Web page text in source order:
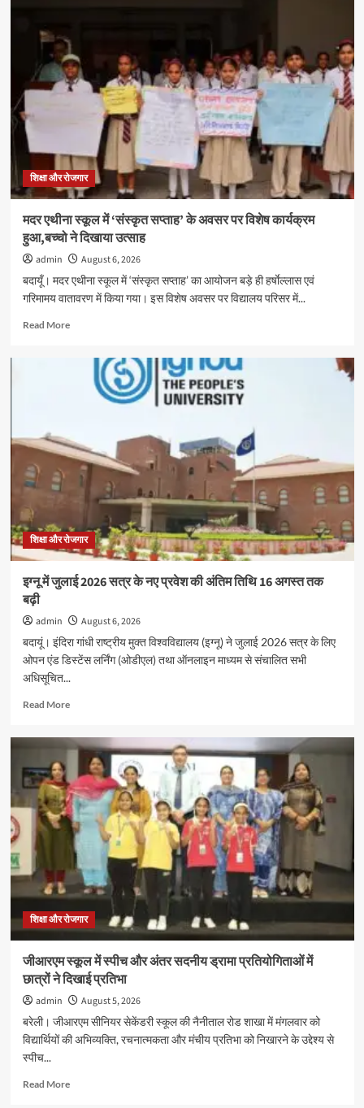
में
तीन
दिवसीय
स्वास्थ्य
विद्यार्थियों
का
निःशुल्क
स्वास्थ्य
शिक्षा और रोजगार
मदर एथीना स्कूल में ‘संस्कृत सप्ताह’ के अवसर पर विशेष कार्यक्रम
हुआ,बच्चो ने दिखाया उत्साह
admin
August 6, 2026
बदायूँ। मदर एथीना स्कूल में ‘संस्कृत सप्ताह’ का आयोजन बड़े ही हर्षाेल्लास एवं
गरिमामय वातावरण में किया गया। इस विशेष अवसर पर विद्यालय परिसर में...
Read MoreRead
सप्ताह’
के
अवसर
कार्यक्रम
हुआ,बच्चो
ने
उत्साह
शिक्षा और रोजगार
इग्नू में जुलाई 2026 सत्र के नए प्रवेश की अंतिम तिथि 16 अगस्त तक
बढ़ी
admin
August 6, 2026
बदायूं। इंदिरा गांधी राष्ट्रीय मुक्त विश्वविद्यालय (इग्नू) ने जुलाई 2026 सत्र के लिए
ओपन एंड डिस्टेंस लर्निंग (ओडीएल) तथा ऑनलाइन माध्यम से संचालित सभी
अधिसूचित...
Read MoreRead
इग्नू
जुलाई
2026
सत्र
के
नए
प्रवेश
की
अंतिम
तिथि
16
अगस्त
बढ़ी
शिक्षा और रोजगार
जीआरएम स्कूल में स्पीच और अंतर सदनीय ड्रामा प्रतियोगिताओं में
छात्रों ने दिखाई प्रतिभा
admin
August 5, 2026
बरेली। जीआरएम सीनियर सेकेंडरी स्कूल की नैनीताल रोड शाखा में मंगलवार को
विद्यार्थियों की अभिव्यक्ति, रचनात्मकता और मंचीय प्रतिभा को निखारने के उद्देश्य से
स्पीच...
Read MoreRead